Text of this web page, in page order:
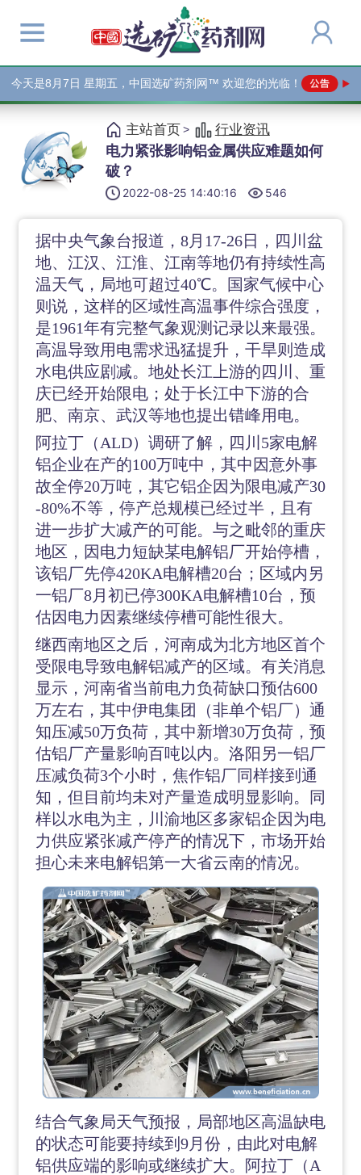
今天是8月7日 星期五，中国选矿药剂网™ 欢迎您的光临！
主站首页 > 行业资讯
电力紧张影响铝金属供应难题如何
破？
2022-08-25 14:40:16 546
据中央气象台报道， 8月17-26日，四川盆
地、江汉、江淮、江南等地仍有持续性高
温天气，局地可超过40℃。国家气候中心
则说，这样的区域性高温事件综合强度，
是1961年有完整气象观测记录以来最强。
高温导致用电需求迅猛提升，干旱则造成
水电供应剧减。地处长江上游的四川、重
庆已经开始限电；处于长江中下游的合
肥、南京、武汉等地也提出错峰用电。
阿拉丁（ ALD）调研了解，四川5家电解
铝企业在产的100万吨中，其中因意外事
故全停20万吨，其它铝企因为限电减产30
-80%不等，停产总规模已经过半，且有
进一步扩大减产的可能。与之毗邻的重庆
地区，因电力短缺某电解铝厂开始停槽，
该铝厂先停420KA电解槽20台；区域内另
一铝厂8月初已停300KA电解槽10台，预
估因电力因素继续停槽可能性很大。
继西南地区之后，河南成为北方地区首个
受限电导致电解铝减产的区域。有关消息
显示，河南省当前电力负荷缺口预估600
万左右，其中伊电集团（非单个铝厂）通
知压减50万负荷，其中新增30万负荷，预
估铝厂产量影响百吨以内。洛阳另一铝厂
压减负荷3个小时，焦作铝厂同样接到通
知，但目前均未对产量造成明显影响。同
样以水电为主，川渝地区多家铝企因为电
力供应紧张减产停产的情况下，市场开始
担心未来电解铝第一大省云南的情况。
结合气象局天气预报，局部地区高温缺电
的状态可能要持续到 9月份，由此对电解
铝供应端的影响或继续扩大。阿拉丁（A